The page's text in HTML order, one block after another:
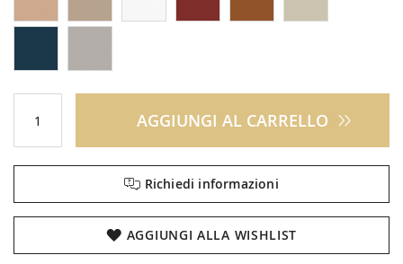
AGGIUNGI AL CARRELLO
Richiedi informazioni
AGGIUNGI ALLA WISHLIST